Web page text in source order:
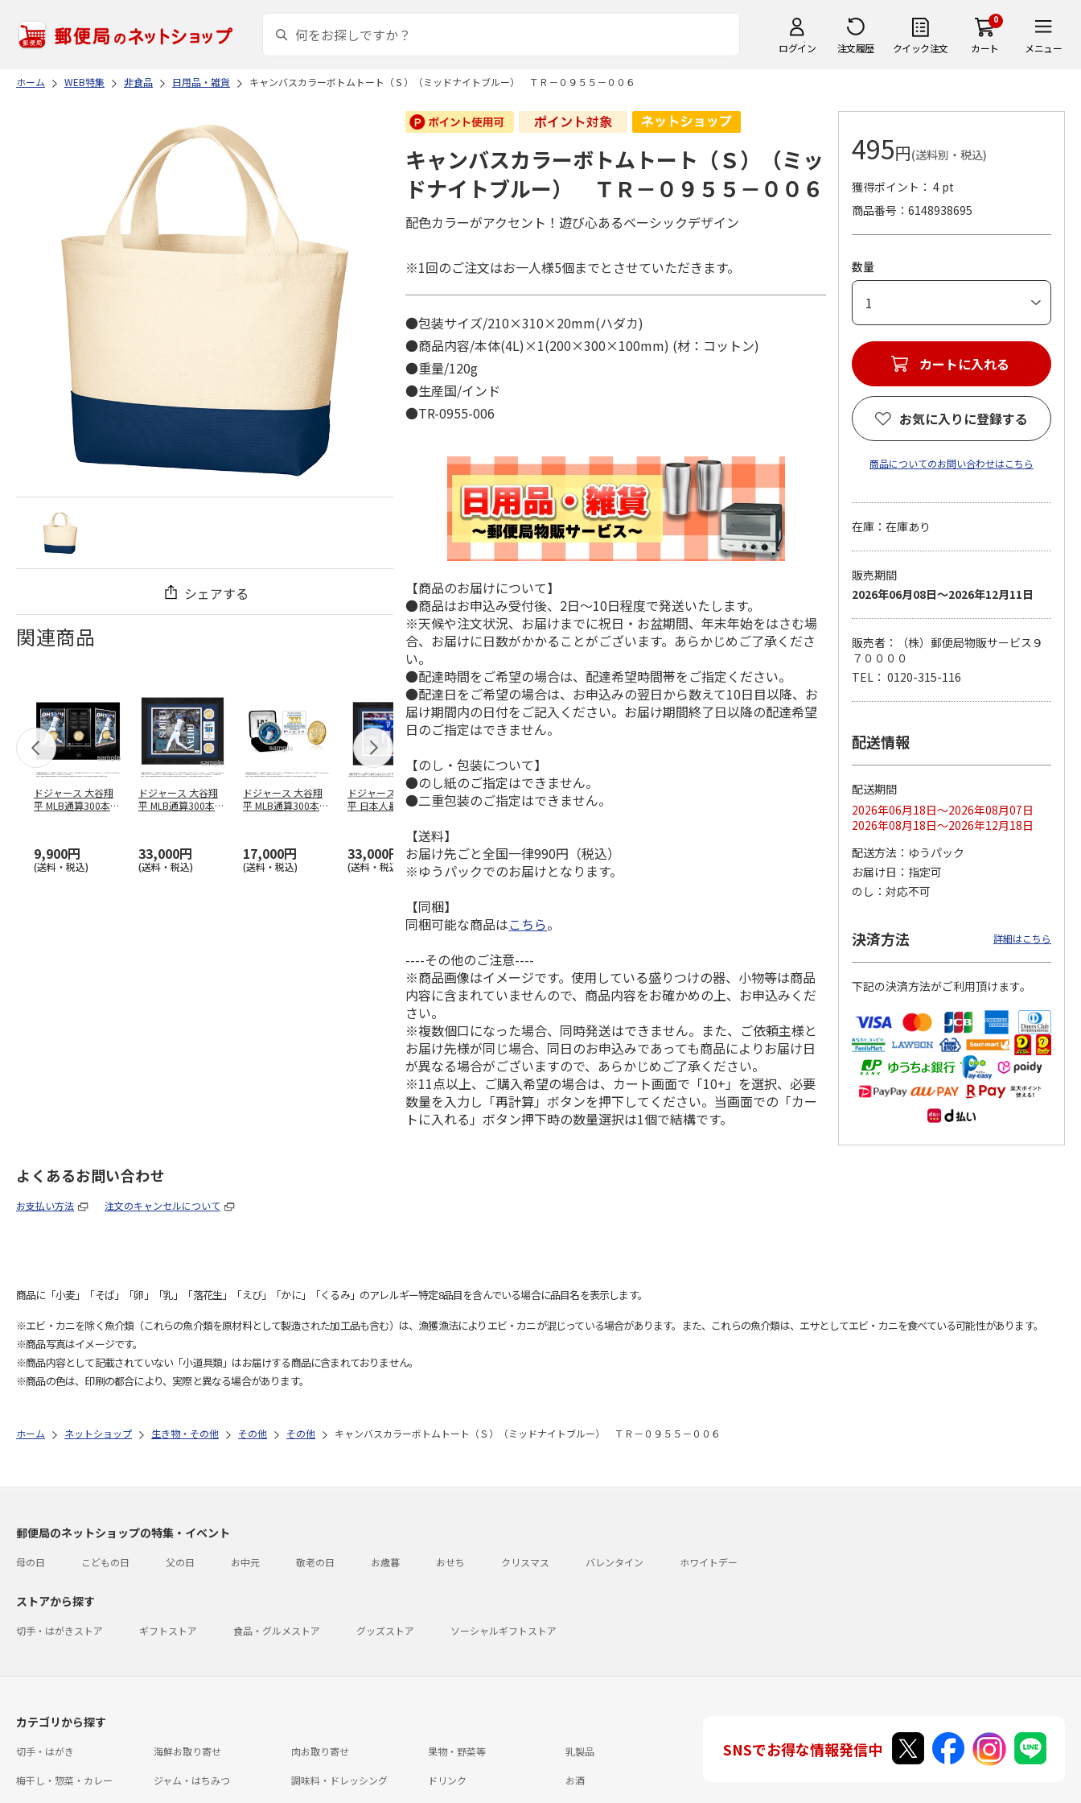
ログイン 注文履歴 クイック注文
0
カート メニュー
ホーム WEB特集 非食品 日用品・雑貨 キャンバスカラーボトムトート（Ｓ）（ミッドナイトブルー） ＴＲ－０９５５－００６
シェアする
関連商品
ドジャース 大谷翔
平 MLB通算300本塁
9,900円
(送料・税込)
ドジャース 大谷翔
平 MLB通算300本塁
33,000円
(送料・税込)
ドジャース 大谷翔
平 MLB通算300本塁
17,000円
(送料・税込)
ドジャース 大谷翔
平 日本人最多53試
33,000円
(送料・税込)
MLB ドジャース 大
谷翔平 2026 NL 3・
33,000円
(送料・税込)
ドジャース 大谷翔
平 日本人最多53試
9,900円
(送料・税込)
ドジャース 大谷翔
平 日本人最多53試
合連続出塁記念 シ
ル…
17,000円
(送料・税込)
谷翔平 2026 NL 3・
4月投手…
キャンバスカラーボトムトート（Ｓ）（ミッ
ドナイトブルー） ＴＲ－０９５５－００６
配色カラーがアクセント！遊び心あるベーシックデザイン
※1回のご注文はお一人様5個までとさせていただきます。
●包装サイズ/210×310×20mm(ハダカ)
●商品内容/本体(4L)×1(200×300×100mm) (材：コットン)
●重量/120g
●生産国/インド
●TR-0955-006
【商品のお届けについて】
●商品はお申込み受付後、2日～10日程度で発送いたします。
※天候や注文状況、お届けまでに祝日・お盆期間、年末年始をはさむ場
合、お届けに日数がかかることがございます。あらかじめご了承くださ
い。
●配達時間をご希望の場合は、配達希望時間帯をご指定ください。
●配達日をご希望の場合は、お申込みの翌日から数えて10日目以降、お
届け期間内の日付をご記入ください。お届け期間終了日以降の配達希望
日のご指定はできません。
【のし・包装について】
●のし紙のご指定はできません。
●二重包装のご指定はできません。
【送料】
お届け先ごと全国一律990円（税込）
※ゆうパックでのお届けとなります。
【同梱】
同梱可能な商品はこちら。
----その他のご注意----
※商品画像はイメージです。使用している盛りつけの器、小物等は商品
内容に含まれていませんので、商品内容をお確かめの上、お申込みくだ
さい。
※複数個口になった場合、同時発送はできません。また、ご依頼主様と
お届け先様が同じ場合、同日のお申込みであっても商品によりお届け日
が異なる場合がございますので、あらかじめご了承ください。
※11点以上、ご購入希望の場合は、カート画面で「10+」を選択、必要
数量を入力し「再計算」ボタンを押下してください。当画面での「カー
トに入れる」ボタン押下時の数量選択は1個で結構です。
495円(送料別・税込)
獲得ポイント： 4 pt
商品番号
6148938695
数量
カートに入れる
お気に入りに登録する
商品についてのお問い合わせはこちら
在庫：在庫あり
販売期間
2026年06月08日～2026年12月11日
販売者：（株）郵便局物販サービス９
７００００
TEL： 0120-315-116
配送情報
配送期間
2026年06月18日～2026年08月07日
2026年08月18日～2026年12月18日
配送方法
ゆうパック
お届け日
指定可
のし
対応不可
決済方法 詳細はこちら
下記の決済方法がご利用頂けます。
よくあるお問い合わせ
お支払い方法 注文のキャンセルについて
商品に「小麦」「そば」「卵」「乳」「落花生」「えび」「かに」「くるみ」のアレルギー特定8品目を含んでいる場合に品目名を表示します。
※エビ・カニを除く魚介類（これらの魚介類を原材料として製造された加工品も含む）は、漁獲漁法によりエビ・カニが混じっている場合があります。また、これらの魚介類は、エサとしてエビ・カニを食べている可能性があります。
※商品写真はイメージです。
※商品内容として記載されていない「小道具類」はお届けする商品に含まれておりません。
※商品の色は、印刷の都合により、実際と異なる場合があります。
ホーム ネットショップ 生き物・その他 その他 その他 キャンバスカラーボトムトート（Ｓ）（ミッドナイトブルー） ＴＲ－０９５５－００６
郵便局のネットショップの特集・イベント
母の日 こどもの日 父の日 お中元 敬老の日 お歳暮 おせち クリスマス バレンタイン ホワイトデー
ストアから探す
切手・はがきストア ギフトストア 食品・グルメストア グッズストア ソーシャルギフトストア
カテゴリから探す
切手・はがき 海鮮お取り寄せ 肉お取り寄せ 果物・野菜等 乳製品
梅干し・惣菜・カレー ジャム・はちみつ 調味料・ドレッシング ドリンク お酒
SNSでお得な情報発信中